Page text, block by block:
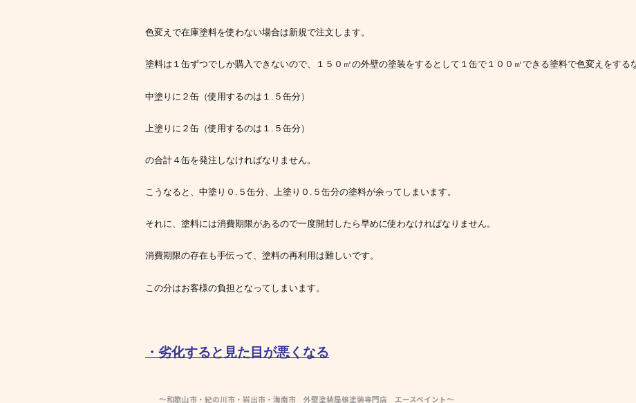
色変えで在庫塗料を使わない場合は新規で注文します。
塗料は１缶ずつでしか購入できないので、１５０㎡の外壁の塗装をするとして１缶で１００㎡できる塗料で色変えをする
中塗りに２缶（使用するのは１.５缶分）
上塗りに２缶（使用するのは１.５缶分）
の合計４缶を発注しなければなりません。
こうなると、中塗り０.５缶分、上塗り０.５缶分の塗料が余ってしまいます。
それに、塗料には消費期限があるので一度開封したら早めに使わなければなりません。
消費期限の存在も手伝って、塗料の再利用は難しいです。
この分はお客様の負担となってしまいます。
・劣化すると見た目が悪くなる
～和歌山市・紀の川市・岩出市・海南市 外壁塗装屋根塗装専門店 エースペイント～